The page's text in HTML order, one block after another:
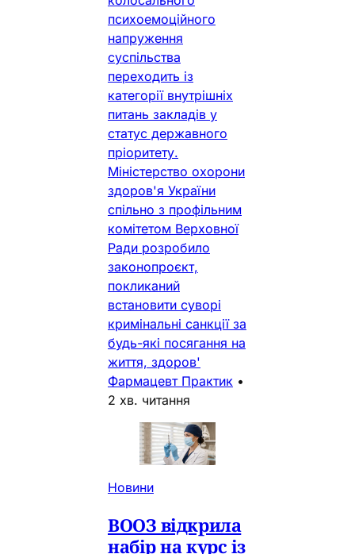
психоемоційного
напруження
суспільства
переходить із
категорії внутрішніх
питань закладів у
статус державного
пріоритету.
Міністерство охорони
здоров'я України
спільно з профільним
комітетом Верховної
Ради розробило
законопроєкт,
покликаний
встановити суворі
кримінальні санкції за
будь-які посягання на
життя, здоров'
Фармацевт Практик •
2 хв. читання
Новини
ВООЗ відкрила
набір на курс із